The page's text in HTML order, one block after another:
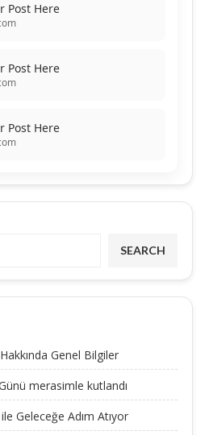
Post Here
Post Here
Post Here
SEARCH
Genel Bilgiler
merasimle kutlandı
ile Geleceğe Adım Atıyor